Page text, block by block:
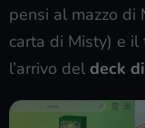
pensi al mazzo di
carta di Misty) e il
l’arrivo del deck